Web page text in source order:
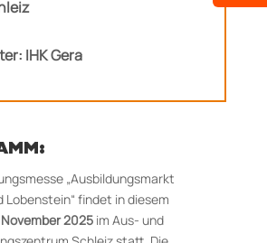
IHK Gera
„Ausbildungsmarkt
Lobenstein“ findet in diesem
November 2025im Aus- und